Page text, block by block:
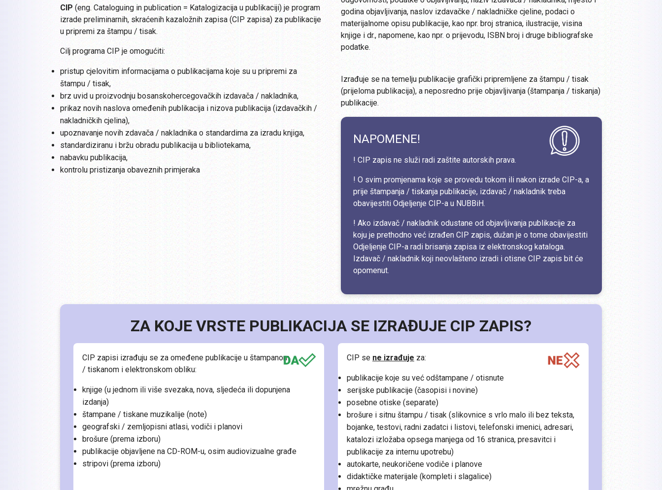
CIP (eng. Cataloguing in publication = Katalogizacija u publikaciji) je program
izrade preliminarnih, skraćenih kazaložnih zapisa (CIP zapisa) za publikacije
u pripremi za štampu / tisak.
Cilj programa CIP je omogućiti:
pristup cjelovitim informacijama o publikacijama koje su u pripremi za
štampu / tisak,
brz uvid u proizvodnju bosanskohercegovačkih izdavača / nakladnika,
prikaz novih naslova omeđenih publikacija i nizova publikacija (izdavačkih /
nakladničkih cjelina),
upoznavanje novih zdavača / nakladnika o standardima za izradu knjiga,
standardiziranu i bržu obradu publikacija u bibliotekama,
nabavku publikacija,
kontrolu pristizanja obaveznih primjeraka
godina objavljivanja, naslov izdavačke / nakladničke cjeline, podaci o
materijalnome opisu publikacije, kao npr. broj stranica, ilustracije, visina
knjige i dr., napomene, kao npr. o prijevodu, ISBN broj i druge bibliografske
podatke.
Izrađuje se na temelju publikacije grafički pripremljene za štampu / tisak
(prijeloma publikacija), a neposredno prije objavljivanja (štampanja / tiskanja)
publikacije.
NAPOMENE!
! CIP zapis ne služi radi zaštite autorskih prava.
! O svim promjenama koje se provedu tokom ili nakon izrade CIP-a, a
prije štampanja / tiskanja publikacije, izdavač / nakladnik treba
obavijestiti Odjeljenje CIP-a u NUBBiH.
! Ako izdavač / nakladnik odustane od objavljivanja publikacije za
koju je prethodno već izrađen CIP zapis, dužan je o tome obavijestiti
Odjeljenje CIP-a radi brisanja zapisa iz elektronskog kataloga.
Izdavač / nakladnik koji neovlašteno izradi i otisne CIP zapis bit će
opomenut.
ZA KOJE VRSTE PUBLIKACIJA SE IZRAĐUJE CIP ZAPIS?
CIP zapisi izrađuju se za omeđene publikacije u štampanom
/ tiskanom i elektronskom obliku:
knjige (u jednom ili više svezaka, nova, sljedeća ili dopunjena
izdanja)
štampane / tiskane muzikalije (note)
geografski / zemljopisni atlasi, vodiči i planovi
brošure (prema izboru)
publikacije objavljene na CD-ROM-u, osim audiovizualne građe
stripovi (prema izboru)
CIP se ne izrađuje za:
publikacije koje su već odštampane / otisnute
serijske publikacije (časopisi i novine)
posebne otiske (separate)
brošure i sitnu štampu / tisak (slikovnice s vrlo malo ili bez teksta,
bojanke, testovi, radni zadatci i listovi, telefonski imenici, adresari,
katalozi izložaba opsega manjega od 16 stranica, presavitci i
publikacije za internu upotrebu)
autokarte, neukoričene vodiče i planove
didaktičke materijale (kompleti i slagalice)